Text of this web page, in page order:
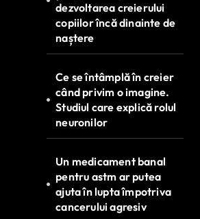
dezvoltarea creierului
copiilor încă dinainte de
naștere
Ce se întâmplă în creier
când privim o imagine.
Studiul care explică rolul
neuronilor
Un medicament banal
pentru astm ar putea
ajuta în lupta împotriva
cancerului agresiv